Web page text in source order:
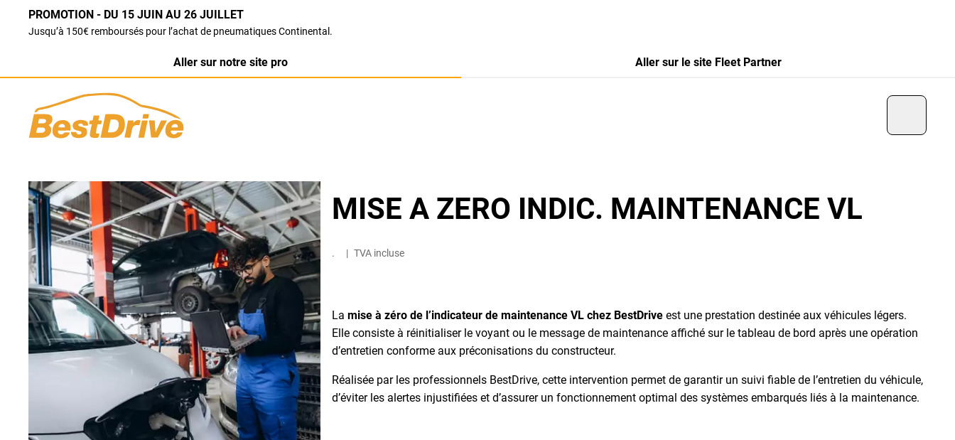
PROMOTION - DU 15 JUIN AU 26 JUILLET
Jusqu’à 150€ remboursés pour l’achat de pneumatiques Continental.
Aller sur notre site pro Aller sur le site Fleet Partner
MISE A ZERO INDIC. MAINTENANCE VL
La mise à zéro de l’indicateur de maintenance VL chez BestDriveest une prestation destinée aux véhicules légers.
Elle consiste à réinitialiser le voyant ou le message de maintenance affiché sur le tableau de bord après une opération
d’entretien conforme aux préconisations du constructeur.
Réalisée par les professionnels BestDrive, cette intervention permet de garantir un suivi fiable de l’entretien du véhicule,
d’éviter les alertes injustifiées et d’assurer un fonctionnement optimal des systèmes embarqués liés à la maintenance.
. | TVA incluse